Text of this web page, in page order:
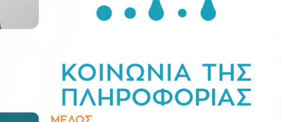
ΜΕΛΟΣ
Σταυρούλα Μπόλου